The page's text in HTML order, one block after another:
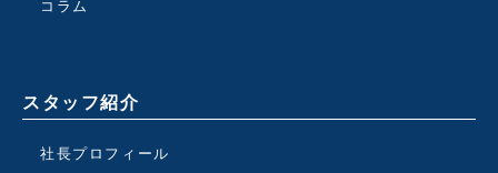
コラム
スタッフ紹介
社長プロフィール